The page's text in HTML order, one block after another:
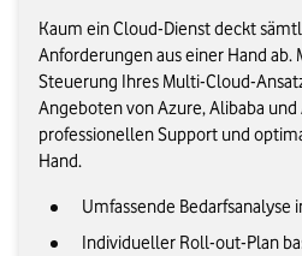
Kaum ein Cloud-Dienst deckt
Anforderungen aus einer Hand ab.
Steuerung Ihres Multi-Cloud-
Angeboten von Azure, Alibaba und
professionellen Support und
Hand.
Umfassende Bedarfsanalyse
Individueller Roll-out-Plan